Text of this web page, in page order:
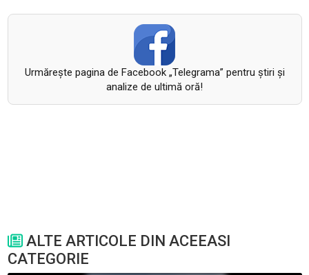
Urmăreşte pagina de Facebook „Telegrama” pentru ştiri şi
analize de ultimă oră!
ALTE ARTICOLE DIN ACEEASI
CATEGORIE